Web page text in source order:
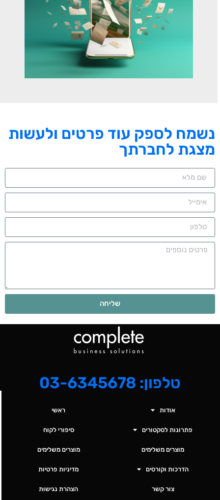
נשמח לספק עוד פרטים ולעשות
מצגת לחברתך
שליחה
אודות
פתרונות לסקטורים
מוצרים משלימים
הדרכות וקורסים
צור קשר
ראשי
סיפורי לקוח
מוצרים משלימים
מדיניות פרטיות
הצהרת נגישות
טלפון: 03-6345678